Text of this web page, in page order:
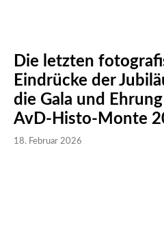
Die letzten
Eindrücke der
die Gala und
AvD-Histo-Monte
18. Februar 2026